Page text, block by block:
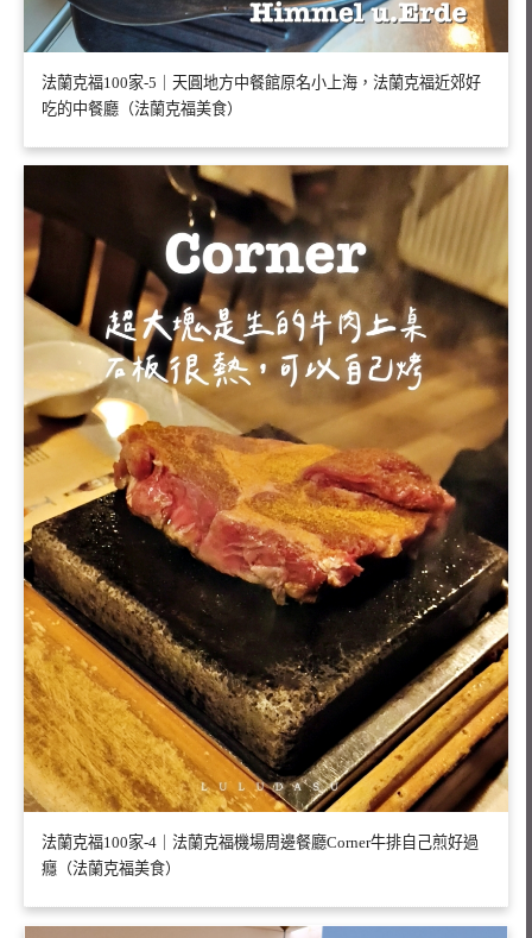
法蘭克福100家-5｜天圓地方中餐館原名小上海，法蘭克福近郊好
吃的中餐廳（法蘭克福美食）
法蘭克福100家-4｜法蘭克福機場周邊餐廳Corner牛排自己煎好過
癮（法蘭克福美食）